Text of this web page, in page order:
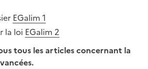
EGalim 1
la loi EGalim 2
tous les articles concernant la